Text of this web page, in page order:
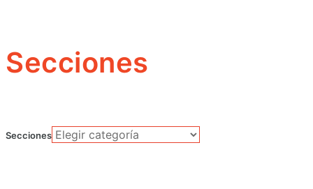
Secciones
Secciones